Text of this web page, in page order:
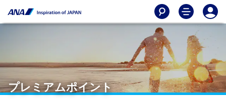
プレミアムポイント